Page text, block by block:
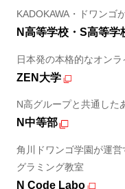
KADOKAWA・ドワンゴ
N高等学校・S高等学
日本発の本格的なオン
ZEN大学
N高グループと共通した
N中等部
角川ドワンゴ学園が運
グラミング教室
N Code Labo